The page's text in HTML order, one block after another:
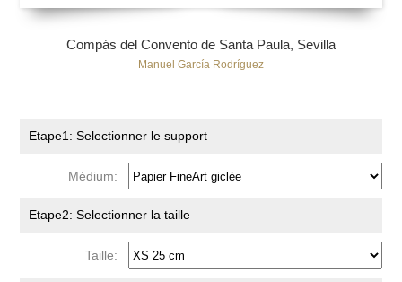
Compás del Convento de Santa Paula, Sevilla
Manuel García Rodríguez
Etape1: Selectionner le support
Médium:
Etape2: Selectionner la taille
Taille: